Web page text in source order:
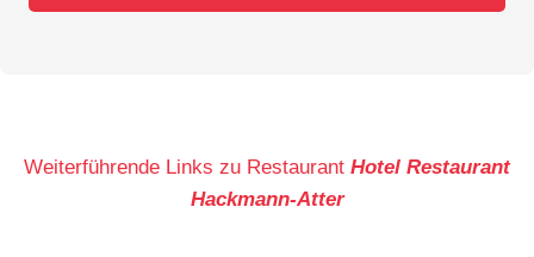
Weiterführende Links zu Restaurant Hotel Restaurant
Hackmann-Atter